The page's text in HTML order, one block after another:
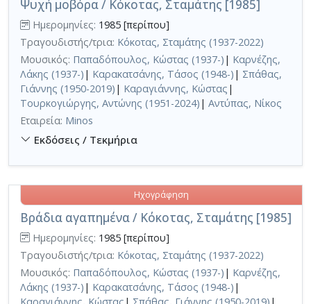
Ψυχή μοβόρα / Κόκοτας, Σταμάτης [1985]
Ημερομηνίες: 1985 [περίπου]
Τραγουδιστής/τρια: Κόκοτας, Σταμάτης (1937-2022)
Μουσικός: Παπαδόπουλος, Κώστας (1937-) | Καρνέζης,
Λάκης (1937-) | Καρακατσάνης, Τάσος (1948-) | Σπάθας,
Γιάννης (1950-2019) | Καραγιάννης, Κώστας |
Τουρκογιώργης, Αντώνης (1951-2024) | Αντύπας, Νίκος
Εταιρεία: Minos
Εκδόσεις / Τεκμήρια
Βράδια αγαπημένα / Κόκοτας, Σταμάτης [1985]
Ηχογράφηση
Ημερομηνίες: 1985 [περίπου]
Τραγουδιστής/τρια: Κόκοτας, Σταμάτης (1937-2022)
Μουσικός: Παπαδόπουλος, Κώστας (1937-) | Καρνέζης,
Λάκης (1937-) | Καρακατσάνης, Τάσος (1948-) |
Καραγιάννης, Κώστας | Σπάθας, Γιάννης (1950-2019) |